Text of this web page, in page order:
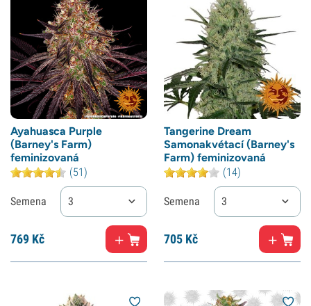
Ayahuasca Purple
(Barney's Farm)
feminizovaná
(51)
Semena 3
769 Kč
Tangerine Dream
Samonakvétací (Barney's
Farm) feminizovaná
(14)
Semena 3
705 Kč